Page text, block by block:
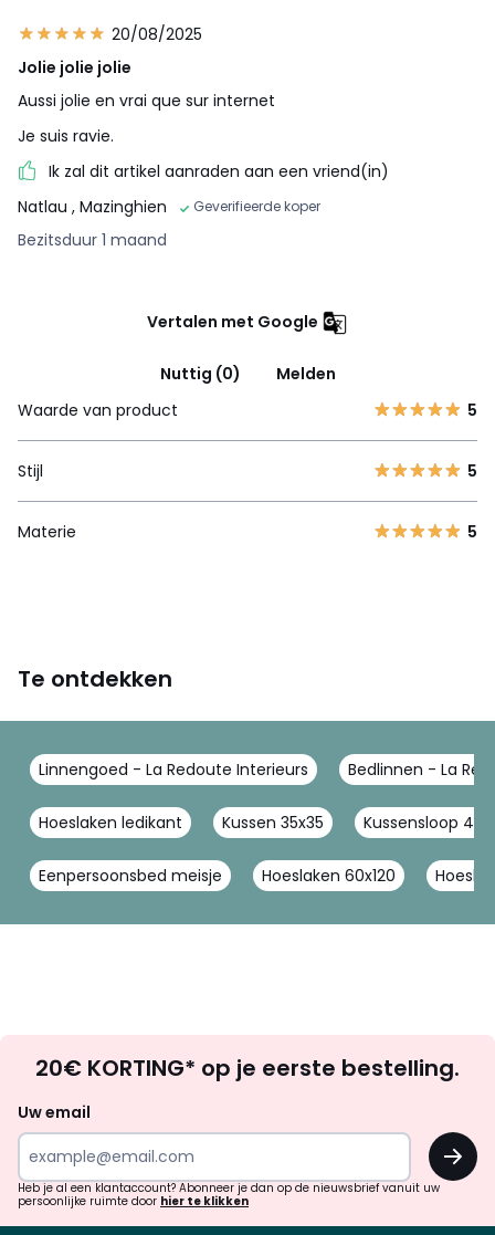
20/08/2025
Jolie jolie jolie
Aussi jolie en vrai que sur internet
Je suis ravie.
Ik zal dit artikel aanraden aan een vriend(in)
Natlau , Mazinghien Geverifieerde koper
Bezitsduur 1 maand
Vertalen met Google
Nuttig (0)
Melden
Waarde van product
5
Stijl 5
Materie 5
Te ontdekken
Linnengoed - La Redoute Interieurs Bedlinnen - La
Hoeslaken ledikant Kussen 35x35 Kussensloop
Eenpersoonsbed meisje Hoeslaken 60x120
zoek
inspiratie
verrassingen?
20€ KORTING* op je eerste bestelling.
Uw email
OK
Heb je al een klantaccount? Abonneer je dan op de nieuwsbrief vanuit uw
persoonlijke ruimte door hier te klikken